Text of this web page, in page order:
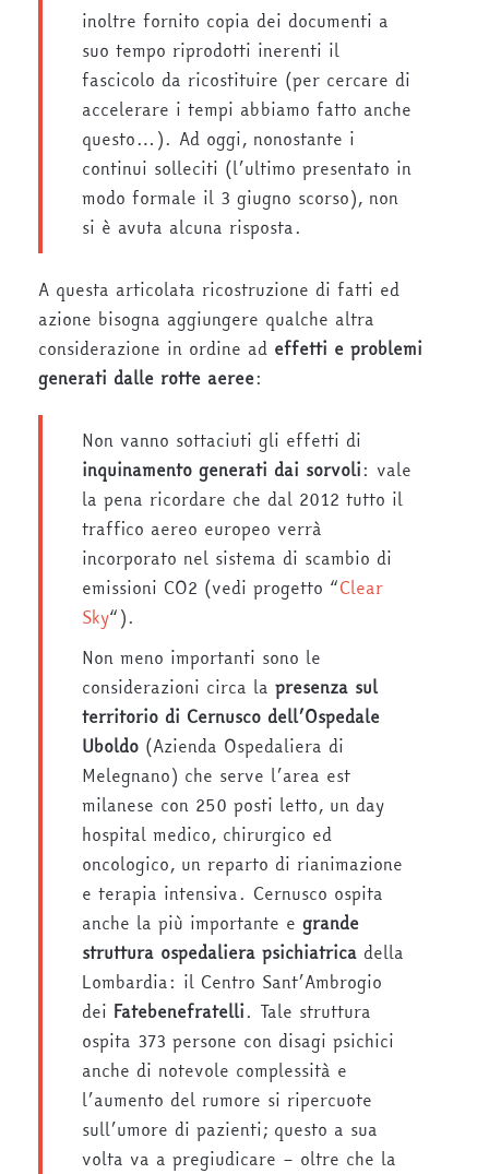
inoltre fornito copia dei documenti a
suo tempo riprodotti inerenti il
fascicolo da ricostituire (per cercare di
accelerare i tempi abbiamo fatto anche
questo…). Ad oggi, nonostante i
continui solleciti (l’ultimo presentato in
modo formale il 3 giugno scorso), non
si è avuta alcuna risposta.
A questa articolata ricostruzione di fatti ed
azione bisogna aggiungere qualche altra
considerazione in ordine ad effetti e problemi
generati dalle rotte aeree:
Non vanno sottaciuti gli effetti di
inquinamento generati dai sorvoli: vale
la pena ricordare che dal 2012 tutto il
traffico aereo europeo verrà
incorporato nel sistema di scambio di
emissioni CO2 (vedi progetto “Clear
Sky“).
Non meno importanti sono le
considerazioni circa la presenza sul
territorio di Cernusco dell’Ospedale
Uboldo (Azienda Ospedaliera di
Melegnano) che serve l’area est
milanese con 250 posti letto, un day
hospital medico, chirurgico ed
oncologico, un reparto di rianimazione
e terapia intensiva. Cernusco ospita
anche la più importante e grande
struttura ospedaliera psichiatrica della
Lombardia: il Centro Sant’Ambrogio
dei Fatebenefratelli. Tale struttura
ospita 373 persone con disagi psichici
anche di notevole complessità e
l’aumento del rumore si ripercuote
sull’umore di pazienti; questo a sua
volta va a pregiudicare – oltre che la